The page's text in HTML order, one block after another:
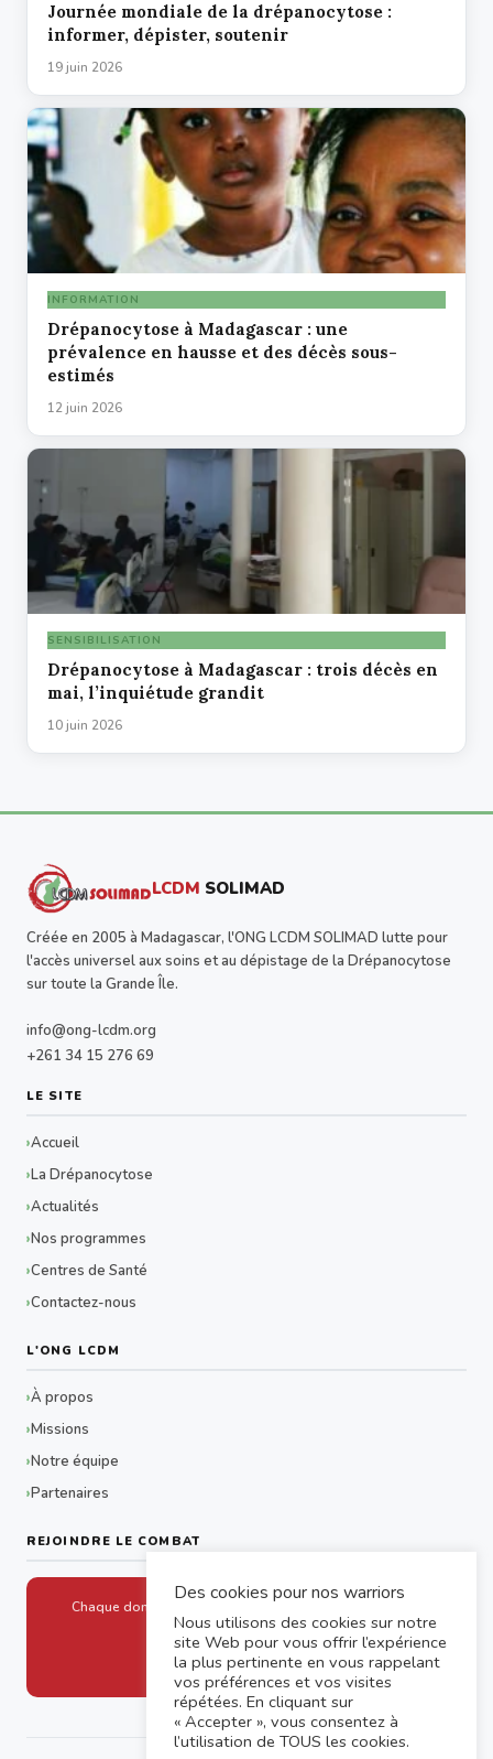
Journée mondiale de la drépanocytose :
informer, dépister, soutenir
19 juin 2026
INFORMATION
Drépanocytose à Madagascar : une
prévalence en hausse et des décès sous-
estimés
12 juin 2026
SENSIBILISATION
Drépanocytose à Madagascar : trois décès en
mai, l’inquiétude grandit
10 juin 2026
LCDM SOLIMAD
Créée en 2005 à Madagascar, l'ONG LCDM SOLIMAD lutte pour
l'accès universel aux soins et au dépistage de la Drépanocytose
sur toute la Grande Île.
info@ong-lcdm.org
+261 34 15 276 69
LE SITE
Accueil
La Drépanocytose
Actualités
Nos programmes
Centres de Santé
Contactez-nous
L'ONG LCDM
À propos
Missions
Notre équipe
Partenaires
REJOINDRE LE COMBAT
Chaque don aide un drépanocytaire à accéder aux soins
Faire un don
Des cookies pour nos warriors
Nous utilisons des cookies sur notre
site Web pour vous offrir l’expérience
la plus pertinente en vous rappelant
vos préférences et vos visites
répétées. En cliquant sur
« Accepter », vous consentez à
l’utilisation de TOUS les cookies.